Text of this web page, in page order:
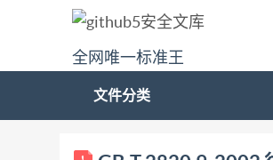
全网唯一标准王
文件分类
ICS 29. 160. 40 K 52 GB 中